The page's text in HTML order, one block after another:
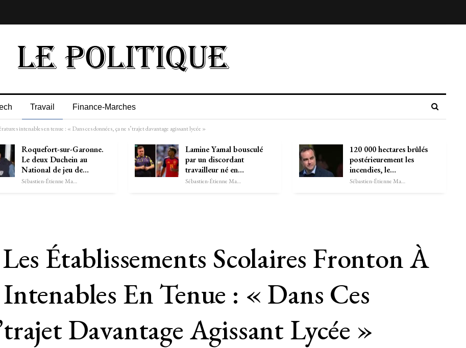
Travail Finance-Marches
intenables en tenue : « Dans ces données, ça ne s’trajet davantage agissant lycée »
Roquefort-sur-Garonne.
Le deux Duchein au
National de jeu de…
Sébastien-Étienne Marechal
Lamine Yamal bousculé
par un discordant
travailleur né en…
Sébastien-Étienne Marechal
120 000 hectares brûlés
postérieurement les
incendies, le…
Sébastien-Étienne Marechal
Établissements Scolaires Fronton À
En Tenue : « Dans Ces
Davantage Agissant Lycée »